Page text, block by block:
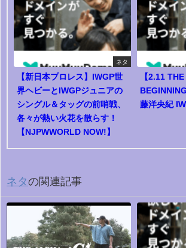
ネタ
【新日本プロレス】IWGP世
界ヘビーとIWGPジュニアの
シングル＆タッグの前哨戦、
各々が熱い火花を散らす！
【NJPWWORLD NOW!】
【2.11
藤洋央紀
ネタの関連記事